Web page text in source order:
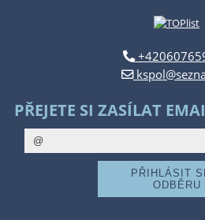
PŘEJETE SI ZASÍLAT